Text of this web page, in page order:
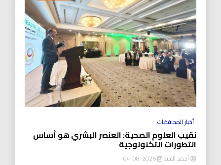
أخبار المحافظات
نقيب العلوم الصحية: العنصر البشري هو أساس
التطورات التكنولوجية
أحمد السيد 2026-08-04